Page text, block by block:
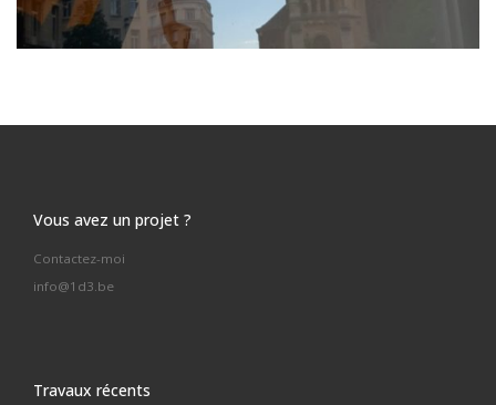
Vous avez un projet ?
Contactez-moi
info@1d3.be
Travaux récents